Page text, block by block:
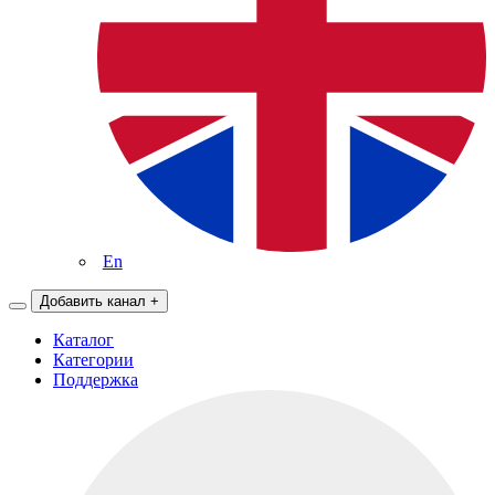
En
Добавить канал +
Каталог
Категории
Поддержка